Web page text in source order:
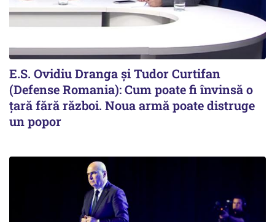
E.S. Ovidiu Dranga și Tudor Curtifan
(Defense Romania): Cum poate fi învinsă o
țară fără război. Noua armă poate distruge
un popor